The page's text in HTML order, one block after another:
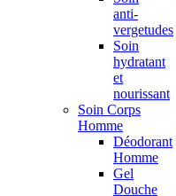
anti-
vergetudes
Soin
hydratant
et
nourissant
Soin Corps
Homme
Déodorant
Homme
Gel
Douche